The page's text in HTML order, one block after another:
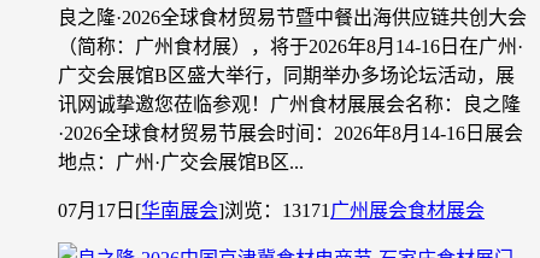
良之隆·2026全球食材贸易节暨中餐出海供应链共创大会
（简称：广州食材展），将于2026年8月14-16日在广州·
广交会展馆B区盛大举行，同期举办多场论坛活动，展
讯网诚挚邀您莅临参观！广州食材展展会名称：良之隆
·2026全球食材贸易节展会时间：2026年8月14-16日展会
地点：广州·广交会展馆B区...
07月17日 [华南展会]浏览：13171 广州展会食材展会